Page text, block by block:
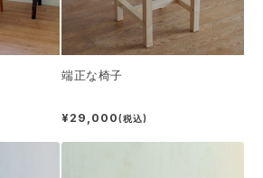
端正な椅子
¥29,000(税込)